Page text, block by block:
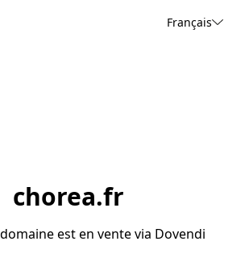
Français
chorea.fr
est en vente via Dovendi